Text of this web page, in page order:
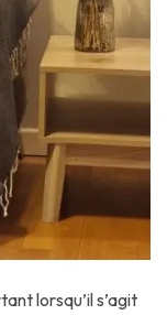
lorsqu’il s’agit